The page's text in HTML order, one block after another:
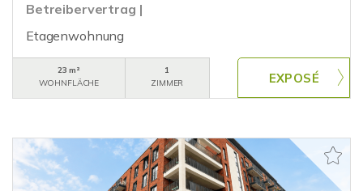
Betreibervertrag |
Etagenwohnung
23 m²
WOHNFLÄCHE
1
ZIMMER